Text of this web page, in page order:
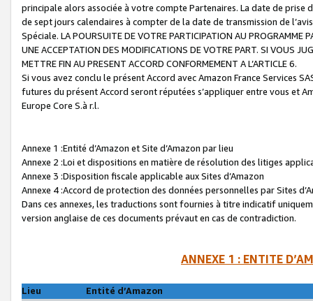
principale alors associée à votre compte Partenaires. La date de
de sept jours calendaires à compter de la date de transmission de
Spéciale. LA POURSUITE DE VOTRE PARTICIPATION AU PROGRAMME
UNE ACCEPTATION DES MODIFICATIONS DE VOTRE PART. SI VOUS
METTRE FIN AU PRESENT ACCORD CONFORMEMENT A L’ARTICLE 6.
Si vous avez conclu le présent Accord avec Amazon France Services
futures du présent Accord seront réputées s’appliquer entre vous et
Europe Core S.à r.l.
Annexe 1 :Entité d’Amazon et Site d’Amazon par lieu
Annexe 2 :Loi et dispositions en matière de résolution des litiges
Annexe 3 :Disposition fiscale applicable aux Sites d’Amazon
Annexe 4 :Accord de protection des données personnelles par Sites
Dans ces annexes, les traductions sont fournies à titre indicatif
version anglaise de ces documents prévaut en cas de contradiction.
ANNEXE 1 : ENTITE
Lieu
Entité d’Amazon